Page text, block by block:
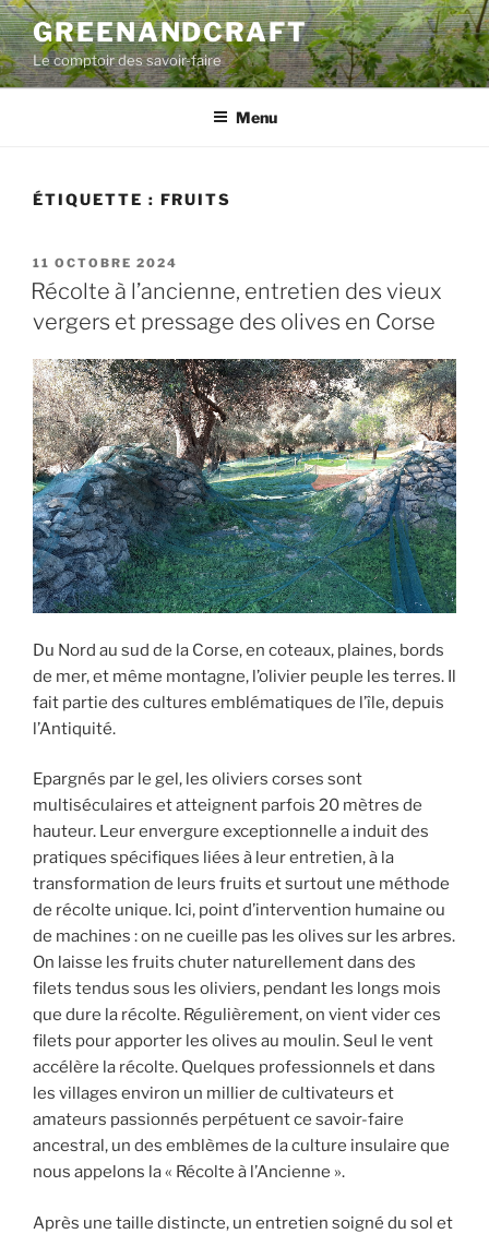
Aller
au
contenu
principal
GREENANDCRAFT
Le comptoir des savoir-faire
Menu
ÉTIQUETTE : FRUITS
PUBLIÉ
LE
11 OCTOBRE 2024
Récolte à l’ancienne, entretien des vieux
vergers et pressage des olives en Corse
Du Nord au sud de la Corse, en coteaux, plaines, bords
de mer, et même montagne, l’olivier peuple les terres. Il
fait partie des cultures emblématiques de l’île, depuis
l’Antiquité.
Epargnés par le gel, les oliviers corses sont
multiséculaires et atteignent parfois 20 mètres de
hauteur. Leur envergure exceptionnelle a induit des
pratiques spécifiques liées à leur entretien, à la
transformation de leurs fruits et surtout une méthode
de récolte unique. Ici, point d’intervention humaine ou
de machines : on ne cueille pas les olives sur les arbres.
On laisse les fruits chuter naturellement dans des
filets tendus sous les oliviers, pendant les longs mois
que dure la récolte. Régulièrement, on vient vider ces
filets pour apporter les olives au moulin. Seul le vent
accélère la récolte. Quelques professionnels et dans
les villages environ un millier de cultivateurs et
amateurs passionnés perpétuent ce savoir-faire
ancestral, un des emblèmes de la culture insulaire que
nous appelons la « Récolte à l’Ancienne ».
Après une taille distincte, un entretien soigné du sol et